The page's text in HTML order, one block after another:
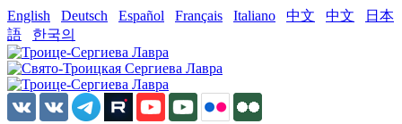
English Deutsch Español Français Italiano 中文 中文
日本
語
한국의